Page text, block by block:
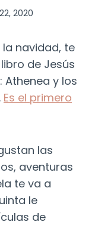
2020
navidad, te
de Jesús
Athenea y los
Es el primero
las
aventuras
te va a
le
de